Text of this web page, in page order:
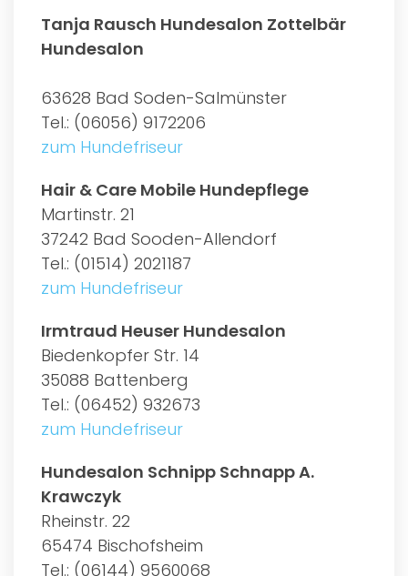
Tanja Rausch Hundesalon Zottelbär
Hundesalon
63628 Bad Soden-Salmünster
Tel.: (06056) 9172206
zum Hundefriseur
Hair & Care Mobile Hundepflege
Martinstr. 21
37242 Bad Sooden-Allendorf
Tel.: (01514) 2021187
zum Hundefriseur
Irmtraud Heuser Hundesalon
Biedenkopfer Str. 14
35088 Battenberg
Tel.: (06452) 932673
zum Hundefriseur
Hundesalon Schnipp Schnapp A.
Krawczyk
Rheinstr. 22
65474 Bischofsheim
Tel.: (06144) 9560068